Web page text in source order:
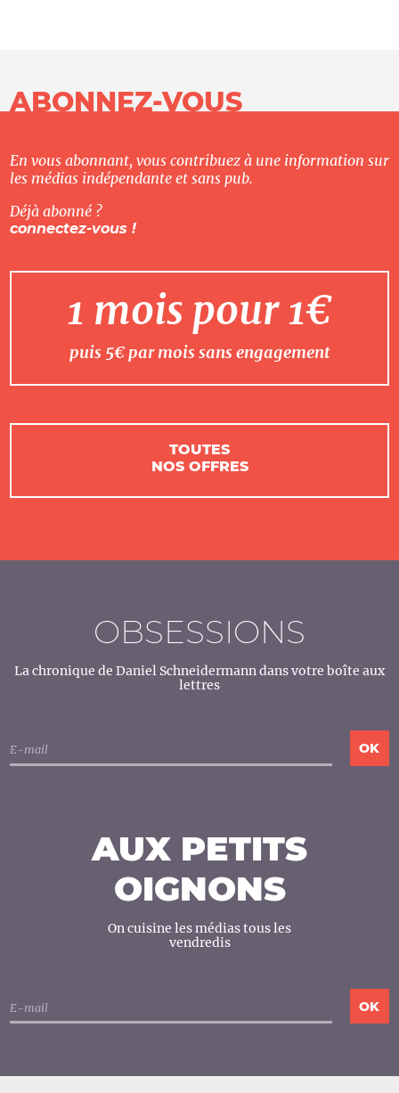
ABONNEZ-VOUS
En vous abonnant, vous contribuez à une information sur
les médias indépendante et sans pub.
Déjà abonné ?
connectez-vous !
1 mois pour 1€
puis 5€ par mois sans engagement
TOUTES
NOS OFFRES
OBSESSIONS
La chronique de Daniel Schneidermann dans votre boîte aux
lettres
AUX PETITS
OIGNONS
On cuisine les médias tous les
vendredis